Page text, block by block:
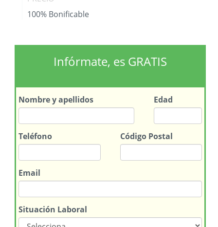
100% Bonificable
Infórmate, es GRATIS
Nombrey apellidos Edad
Teléfono Código Postal
Email
Situación Laboral